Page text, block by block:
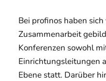
Bei profinos haben
Zusammenarbeit
Konferenzen sowohl
Einrichtungsleitungen
Ebene statt. Darüber